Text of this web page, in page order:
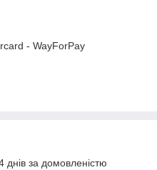
- WayForPay
за домовленістю